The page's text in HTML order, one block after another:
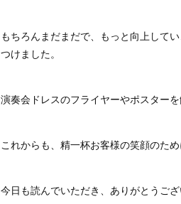
もちろんまだまだで、もっと向上して
つけました。
演奏会ドレスのフライヤーやポスター
これからも、精一杯お客様の笑顔のため
今日も読んでいただき、ありがとうござ